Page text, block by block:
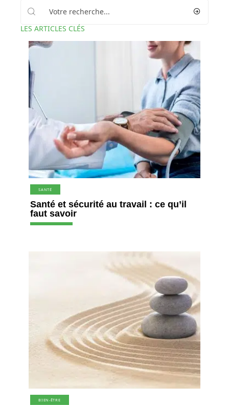
LES ARTICLES CLÉS
SANTÉ
Santé et sécurité au travail : ce qu’il
faut savoir
BIEN-ÊTRE